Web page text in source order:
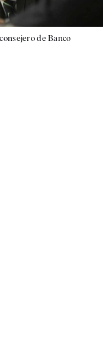
de Banco